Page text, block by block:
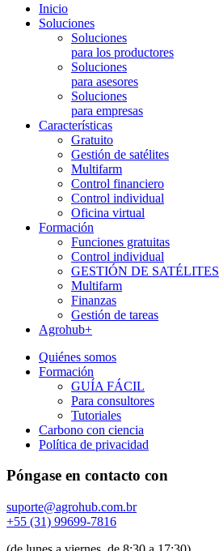
Inicio
Soluciones
Soluciones
para los productores
Soluciones
para asesores
Soluciones
para empresas
Características
Gratuito
Gestión de satélites
Multifarm
Control financiero
Control individual
Oficina virtual
Formación
Funciones gratuitas
Control individual
GESTIÓN DE SATÉLITES
Multifarm
Finanzas
Gestión de tareas
Agrohub+
Quiénes somos
Formación
GUÍA FÁCIL
Para consultores
Tutoriales
Carbono con ciencia
Política de privacidad
Póngase en contacto con
suporte@agrohub.com.br
+55 (31) 99699-7816